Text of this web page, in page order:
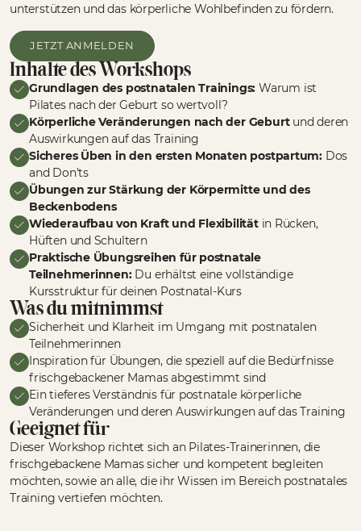
unterstützen und das körperliche Wohlbefinden zu fördern.
JETZT ANMELDEN
Inhalte des Workshops
Grundlagen des postnatalen Trainings: Warum ist
Pilates nach der Geburt so wertvoll?
Körperliche Veränderungen nach der Geburt und deren
Auswirkungen auf das Training
Sicheres Üben in den ersten Monaten postpartum: Dos
and Don'ts
Übungen zur Stärkung der Körpermitte und des
Beckenbodens
Wiederaufbau von Kraft und Flexibilitätin Rücken,
Hüften und Schultern
Praktische Übungsreihen für postnatale
Teilnehmerinnen: Du erhältst eine vollständige
Kursstruktur für deinen Postnatal-Kurs
Was du mitnimmst
Sicherheit und Klarheit im Umgang mit postnatalen
Teilnehmerinnen
Inspiration für Übungen, die speziell auf die Bedürfnisse
frischgebackener Mamas abgestimmt sind
Ein tieferes Verständnis für postnatale körperliche
Veränderungen und deren Auswirkungen auf das Training
Geeignet für
Dieser Workshop richtet sich an Pilates-Trainerinnen, die
frischgebackene Mamas sicher und kompetent begleiten
möchten, sowie an alle, die ihr Wissen im Bereich postnatales
Training vertiefen möchten.